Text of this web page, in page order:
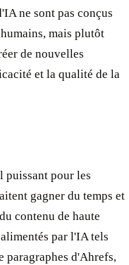
ne sont pas conçus
mais plutôt
de nouvelles
et la qualité de la
puissant pour les
gagner du temps et
contenu de haute
par l'IA tels
paragraphes d'Ahrefs,